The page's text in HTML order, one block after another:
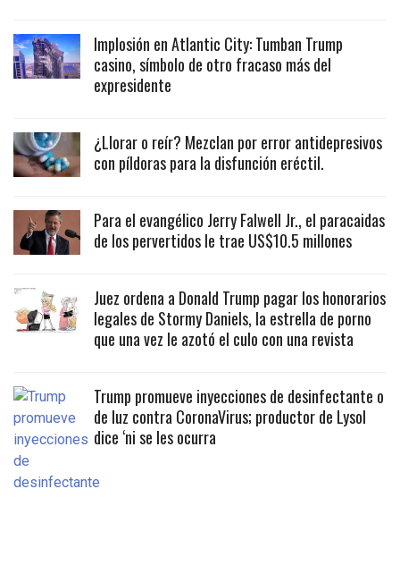
Implosión en Atlantic City: Tumban Trump
casino, símbolo de otro fracaso más del
expresidente
¿Llorar o reír? Mezclan por error antidepresivos
con píldoras para la disfunción eréctil.
Para el evangélico Jerry Falwell Jr., el paracaidas
de los pervertidos le trae US$10.5 millones
Juez ordena a Donald Trump pagar los honorarios
legales de Stormy Daniels, la estrella de porno
que una vez le azotó el culo con una revista
Trump promueve inyecciones de desinfectante o
de luz contra CoronaVirus; productor de Lysol
dice ‘ni se les ocurra